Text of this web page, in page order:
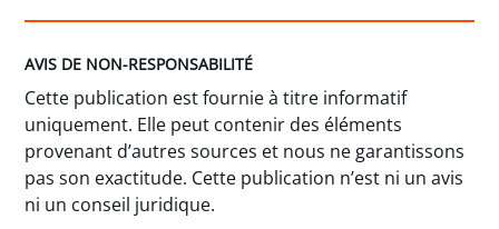
AVIS DE NON-RESPONSABILITÉ
Cette publication est fournie à titre informatif
uniquement. Elle peut contenir des éléments
provenant d’autres sources et nous ne garantissons
pas son exactitude. Cette publication n’est ni un avis
ni un conseil juridique.